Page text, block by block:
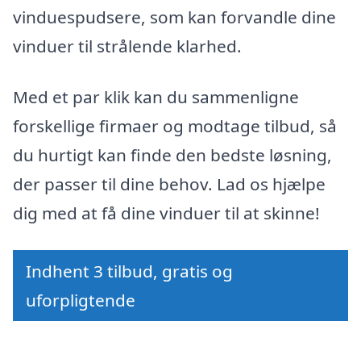
vinduespudsere, som kan forvandle dine
vinduer til strålende klarhed.
Med et par klik kan du sammenligne
forskellige firmaer og modtage tilbud, så
du hurtigt kan finde den bedste løsning,
der passer til dine behov. Lad os hjælpe
dig med at få dine vinduer til at skinne!
Indhent 3 tilbud, gratis og
uforpligtende